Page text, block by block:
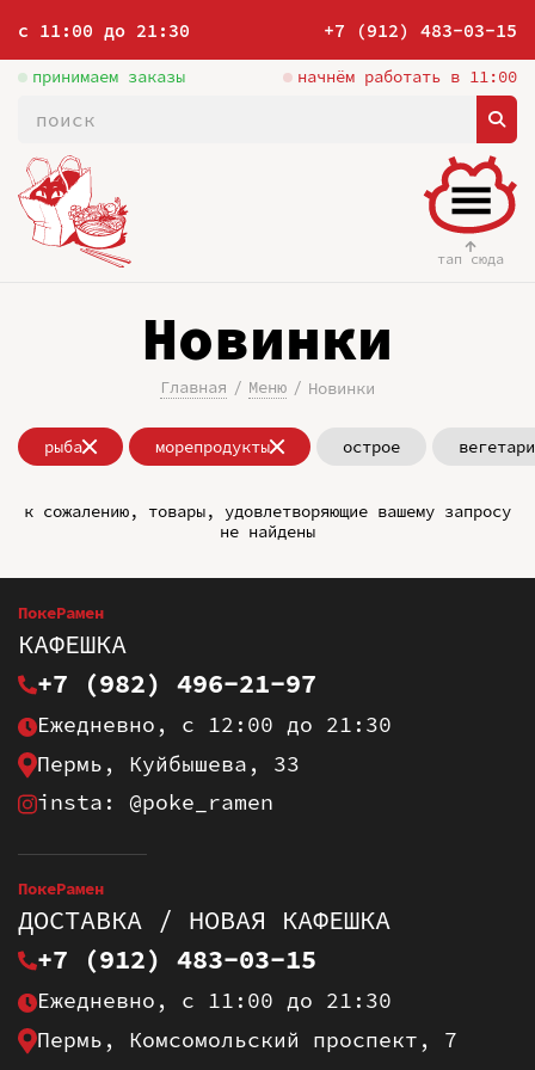
с 11:00 до 21:30 +7 (912) 483-03-15
принимаем заказы начнём работать в 11:00
тап сюда
Новинки
Главная Меню Новинки
рыба морепродукты острое
к сожалению, товары, удовлетворяющие вашему запросу
не найдены
ПокеРамен
КАФЕШКА
+7 (982) 496-21-97
Ежедневно, с 12:00 до 21:30
Пермь, Куйбышева, 33
insta: @poke_ramen
ПокеРамен
ДОСТАВКА / НОВАЯ КАФЕШКА
+7 (912) 483-03-15
Ежедневно, с 11:00 до 21:30
Пермь, Комсомольский проспект, 7